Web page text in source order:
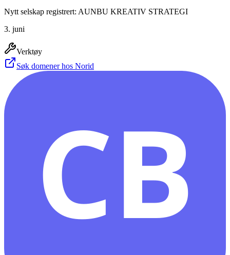
Nytt selskap registrert: AUNBU KREATIV STRATEGI
3. juni
Verktøy
Søk domener hos Norid
CB